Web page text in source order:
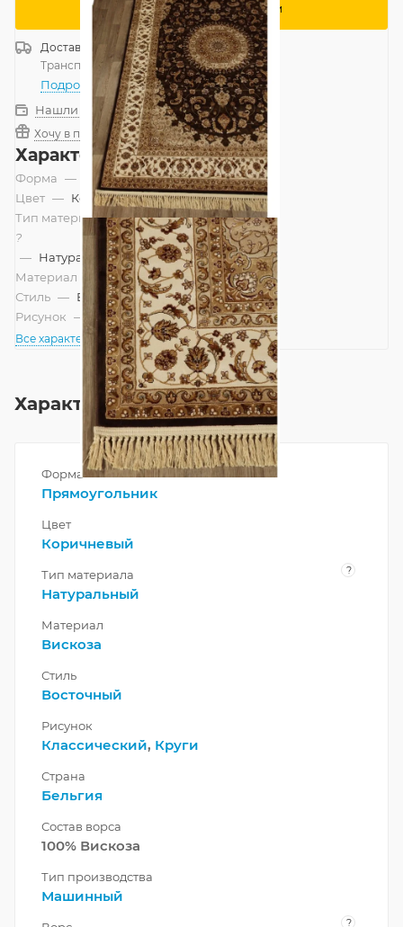
Сообщить о поступлении
Доставка
Россия
Транспортной компанией—бесплатно
Подробнее
Нашли дешевле?
Хочу в подарок
Характеристики
Форма —
Прямоугольник
Цвет — Коричневый
Тип материала
?
— Натуральный
Материал
Вискоза
Стиль — Восточный
Рисунок — Классический, Круги
Все характеристики
Характеристики
Форма
Прямоугольник
Цвет
Коричневый
Тип материала ?
Натуральный
Материал
Вискоза
Стиль
Восточный
Рисунок
Классический, Круги
Страна
Бельгия
Состав ворса
100% Вискоза
Тип производства
Машинный
?